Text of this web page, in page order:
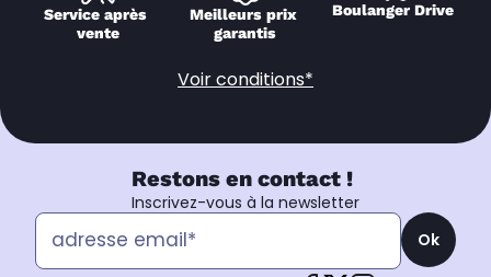
Service après
vente
Meilleurs prix
garantis
Boulanger Drive
Voir conditions*
Restons en contact !
Inscrivez-vous à la newsletter
Ok